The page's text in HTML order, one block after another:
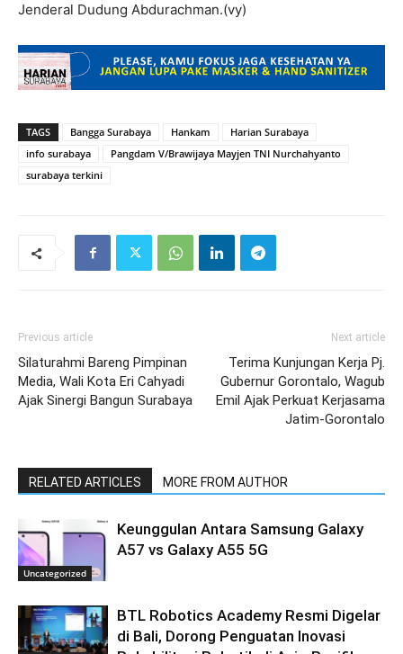
Jenderal Dudung Abdurachman.(vy)
TAGS Bangga Surabaya Hankam
Harian Surabaya
info surabaya
Pangdam V/Brawijaya Mayjen TNI Nurchahyanto
surabaya terkini
Previous article
Silaturahmi Bareng Pimpinan
Media, Wali Kota Eri Cahyadi
Ajak Sinergi Bangun Surabaya
Next article
Terima Kunjungan Kerja Pj.
Gubernur Gorontalo, Wagub
Emil Ajak Perkuat Kerjasama
Jatim-Gorontalo
RELATED ARTICLES MORE FROM AUTHOR
Uncategorized
Keunggulan Antara Samsung Galaxy
A57 vs Galaxy A55 5G
BTL Robotics Academy Resmi Digelar
di Bali, Dorong Penguatan Inovasi